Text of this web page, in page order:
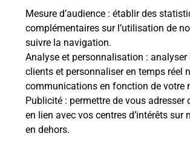
Mesure d’audience : établir des
complémentaires sur l’utilisation de
suivre la navigation.
Analyse et personnalisation :
clients et personnaliser en temps réel
communications en fonction de votre
Publicité : permettre de vous adresser
en lien avec vos centres d’intérêts sur
en dehors.
La Poste
en ligne
Ouvert 24h/24
En savoir plus